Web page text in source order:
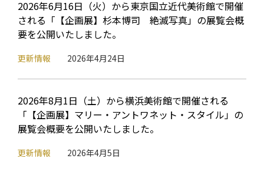
2026年6月16日（火）から東京国立近代美術館で開催
される「【企画展】杉本博司 絶滅写真」の展覧会概
要を公開いたしました。
更新情報 2026年4月24日
2026年8月1日（土）から横浜美術館で開催される
「【企画展】マリー・アントワネット・スタイル」の
展覧会概要を公開いたしました。
更新情報 2026年4月5日